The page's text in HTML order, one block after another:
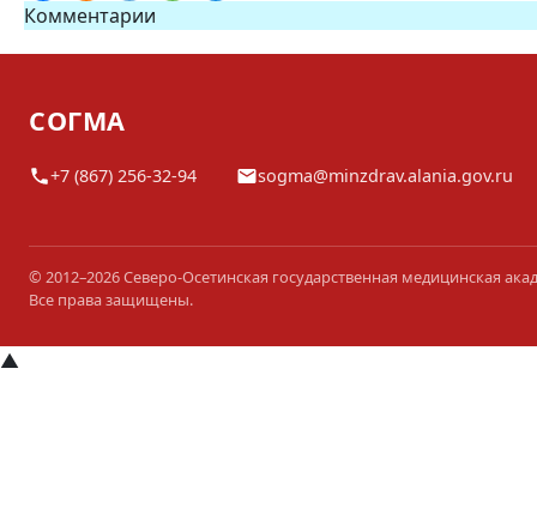
Комментарии
СОГМА
+7 (867) 256-32-94 sogma@minzdrav.alania.gov.ru
© 2012–2026 Северо-Осетинская государственная медицинская
Все права защищены.
▲